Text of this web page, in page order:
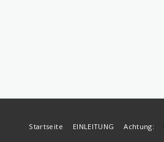
Startseite EINLEITUNG Achtung: